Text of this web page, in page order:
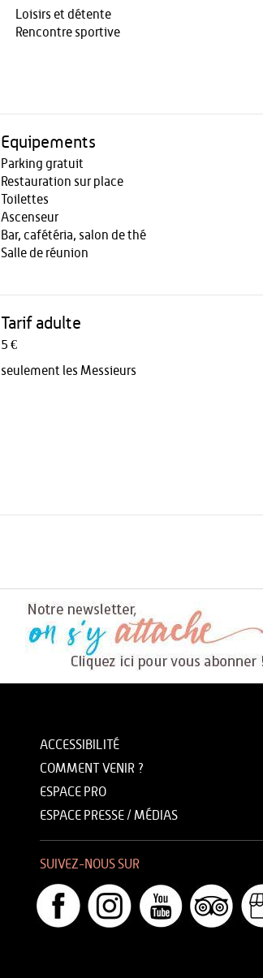
Loisirs et détente
Rencontre sportive
Equipements
Parking gratuit
Restauration sur place
Toilettes
Ascenseur
Bar, cafétéria, salon de thé
Salle de réunion
Tarif adulte
5 €
seulement les Messieurs
ACCESSIBILITÉ
COMMENT VENIR ?
ESPACE PRO
ESPACE PRESSE / MÉDIAS
SUIVEZ-NOUS SUR